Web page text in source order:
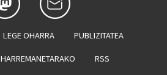
LEGE OHARRA PUBLIZITATEA
HARREMANETARAKO RSS